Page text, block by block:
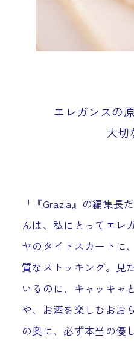
エレガンスの
大切
「『Grazia』の編集長
んは、私にとってエレ
ヤのタイトスカートに
質なストッキング。見
いるのに、キャッキャ
や、お酒を楽しむおお
の奥に、必ず本当の優